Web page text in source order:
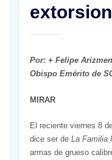
Por: + Felipe
Obispo Emérito de
MIRAR
El reciente viernes 8
dice ser de La Familia
armas de grueso